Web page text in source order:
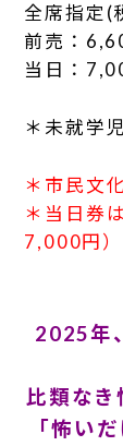
全席指定(
前売：
当日：
＊未就学
＊市民文
＊当日券
7,000円）
2025年
比類なき
「怖い